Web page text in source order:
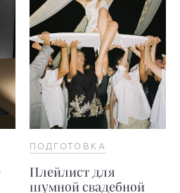
ПОДГОТОВКА
Плейлист для
шумной свадебной